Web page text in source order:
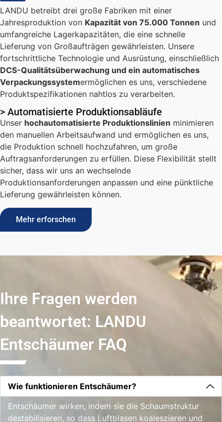
LANDU betreibt drei große Fabriken mit einer
Jahresproduktion von Kapazität von 75.000 Tonnen und
umfangreiche Lagerkapazitäten, die eine schnelle
Lieferung von Großaufträgen gewährleisten. Unsere
fortschrittliche Technologie und Ausrüstung, einschließlich
DCS-Qualitätsüberwachung und ein automatisches
Verpackungssystemermöglichen es uns, verschiedene
Produktspezifikationen nahtlos zu verarbeiten.
> Automatisierte Produktionsabläufe
Unser hochautomatisierte Produktionslinien minimieren
den manuellen Arbeitsaufwand und ermöglichen es uns,
die Produktion schnell hochzufahren, um große
Auftragsanforderungen zu erfüllen. Diese Flexibilität stellt
sicher, dass wir uns an wechselnde
Produktionsanforderungen anpassen und eine pünktliche
Lieferung gewährleisten können.
Mehr erforschen
Ihre Fragen werden
beantwortet: LANDU
Entschäumer FAQ
Wie funktionieren Entschäumer?
Entschäumer wirken, indem sie die Schaumstruktur
destabilisieren, so dass Luftblasen koaleszieren und